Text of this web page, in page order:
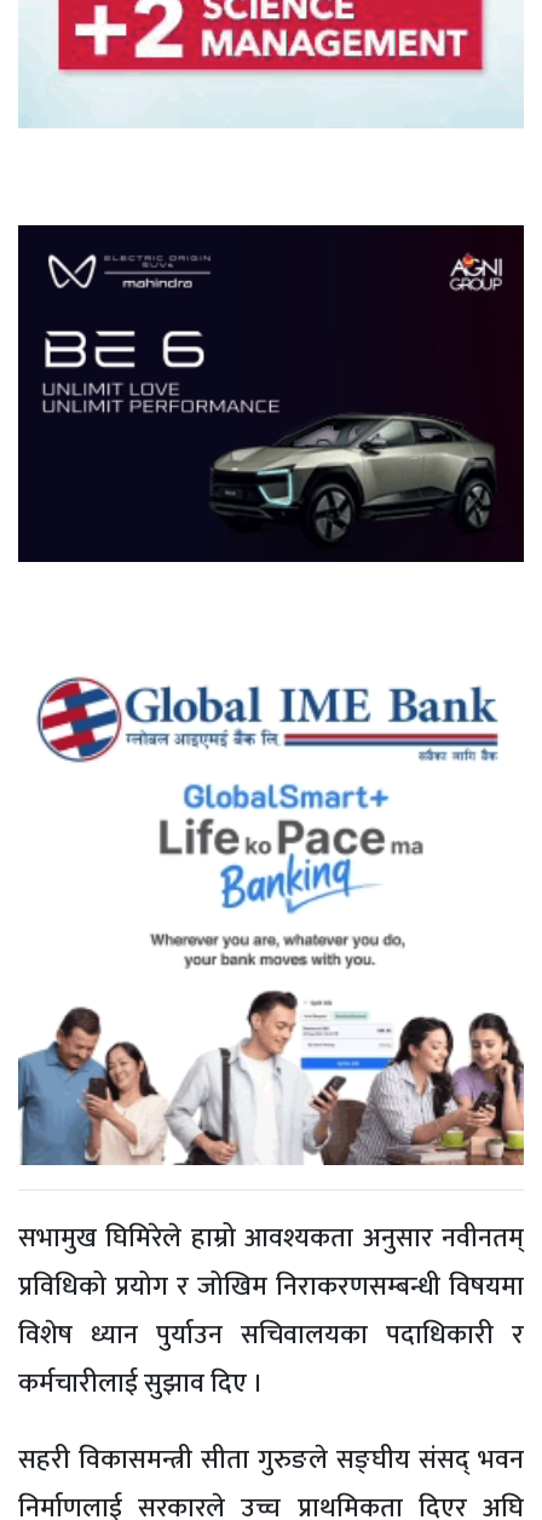
सभामुख घिमिरेले हाम्रो आवश्यकता अनुसार नवीनतम्
प्रविधिको प्रयोग र जोखिम निराकरणसम्बन्धी विषयमा
विशेष ध्यान पुर्याउन सचिवालयका पदाधिकारी र
कर्मचारीलाई सुझाव दिए ।
सहरी विकासमन्त्री सीता गुरुङले सङ्घीय संसद् भवन
निर्माणलाई सरकारले उच्च प्राथमिकता दिएर अघि